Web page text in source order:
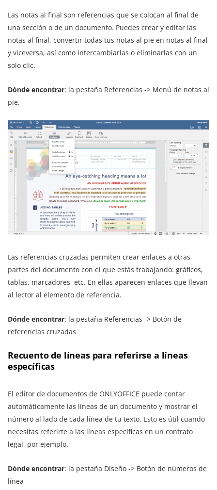
Las notas al final son referencias que se colocan al final de
una sección o de un documento. Puedes crear y editar las
notas al final, convertir todas tus notas al pie en notas al final
y viceversa, así como intercambiarlas o eliminarlas con un
solo clic.
Dónde encontrar: la pestaña Referencias -> Menú de notas al
pie.
Las referencias cruzadas permiten crear enlaces a otras
partes del documento con el que estás trabajando: gráficos,
tablas, marcadores, etc. En ellas aparecen enlaces que llevan
al lector al elemento de referencia.
Dónde encontrar: la pestaña Referencias -> Botón de
referencias cruzadas
Recuento de líneas para referirse a líneas
específicas
El editor de documentos de ONLYOFFICE puede contar
automáticamente las líneas de un documento y mostrar el
número al lado de cada línea de tu texto. Esto es útil cuando
necesitas referirte a las líneas específicas en un contrato
legal, por ejemplo.
Dónde encontrar: la pestaña Diseño -> Botón de números de
línea